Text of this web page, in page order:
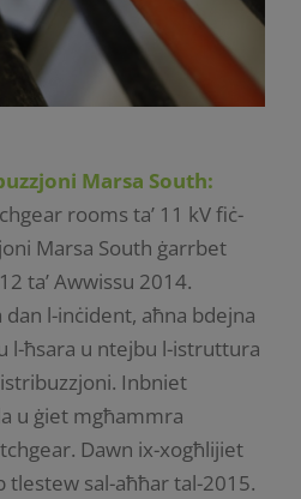
Marsa South:
rooms ta’ 11 kV fiċ-
Marsa South ġarrbet
ta’ Awwissu 2014.
l-inċident, aħna bdejna
l-ħsara u ntejbu l-istruttura
Inbniet
u ġiet mgħammra
Dawn ix-xogħlijiet
tlestew sal-aħħar tal-2015.